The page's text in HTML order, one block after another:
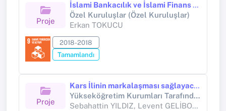
Proje
İslami Bankacılık ve İslami Finans Açısından Gelişmekte Olan Ülke Deneyimleri
Özel Kuruluşlar (Özel Kuruluşlar)
Erkan TOKUCU
2018-2018
Tamamlandı
Proje
Kars İlinin markalaşması sağlayacak ürünlerinden Kaz'ın piyasaya sunumunda yaşanan problemlerin belirlenmesi ve çözüm önerileri üzerine bir araştırma
Yükseköğretim Kurumları Tarafından Destekli Bilimsel Araştırma Projesi (Yükseköğretim Kurumları tarafından destekli bilimsel araştırma projesi)
Sebahattin YILDIZ, Levent GELİBOLU